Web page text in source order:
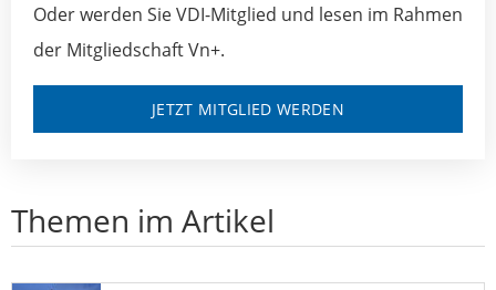
Oder werden Sie VDI-Mitglied und lesen im Rahmen
der Mitgliedschaft Vn+.
JETZT MITGLIED WERDEN
Themen im Artikel